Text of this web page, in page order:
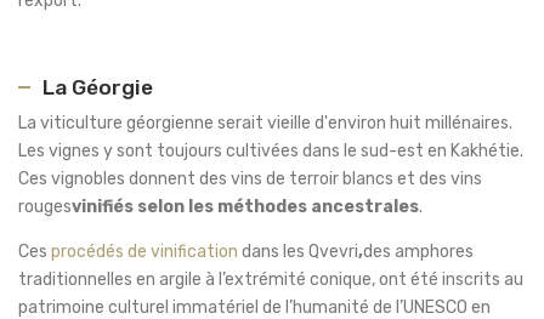
La Géorgie
La viticulture géorgienne serait vieille d'environ huit millénaires.
Les vignes y sont toujours cultivées dans le sud-est en Kakhétie.
Ces vignobles donnent des vins de terroir blancs et des vins
rougesvinifiés selon les méthodes ancestrales.
Ces procédés de vinification dans les Qvevri,des amphores
traditionnelles en argile à l’extrémité conique, ont été inscrits au
patrimoine culturel immatériel de l’humanité de l’UNESCO en